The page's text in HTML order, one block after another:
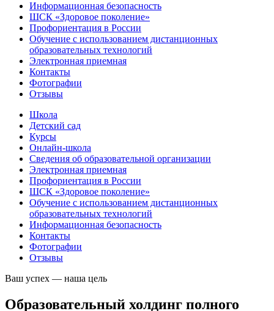
​Информационная безопасность
ШСК «Здоровое поколение»
Профориентация в России
Обучение с использованием дистанционных
образовательных технологий
Электронная приемная
Контакты
Фотографии
Отзывы
Школа
Детский сад
Курсы
Онлайн-школа
Сведения об образовательной организации
Электронная приемная
Профориентация в России
ШСК «Здоровое поколение»
Обучение с использованием дистанционных
образовательных технологий
​Информационная безопасность
Контакты
Фотографии
Отзывы
Ваш успех — наша цель
Образовательный холдинг полного